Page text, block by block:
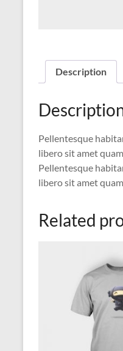
Description
Pellentesque
libero sit amet
Pellentesque
libero sit amet
Related